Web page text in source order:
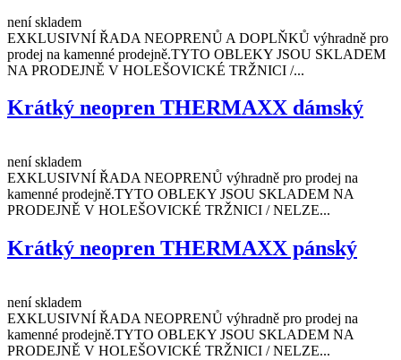
není skladem
EXKLUSIVNÍ ŘADA NEOPRENŮ A DOPLŇKŮ výhradně pro
prodej na kamenné prodejně.TYTO OBLEKY JSOU SKLADEM
NA PRODEJNĚ V HOLEŠOVICKÉ TRŽNICI /...
Krátký neopren THERMAXX dámský
není skladem
EXKLUSIVNÍ ŘADA NEOPRENŮ výhradně pro prodej na
kamenné prodejně.TYTO OBLEKY JSOU SKLADEM NA
PRODEJNĚ V HOLEŠOVICKÉ TRŽNICI / NELZE...
Krátký neopren THERMAXX pánský
není skladem
EXKLUSIVNÍ ŘADA NEOPRENŮ výhradně pro prodej na
kamenné prodejně.TYTO OBLEKY JSOU SKLADEM NA
PRODEJNĚ V HOLEŠOVICKÉ TRŽNICI / NELZE...